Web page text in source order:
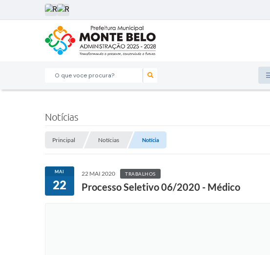
O que voce procura?
Notícias
Principal Notícias Notícia
MAI
22
22 MAI 2020 TRABALHOS
Processo Seletivo 06/2020 - Médico